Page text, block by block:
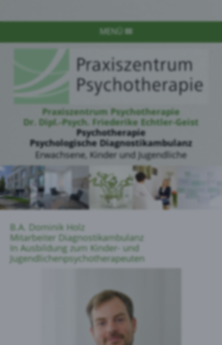
MENÜ
Praxiszentrum Psychotherapie
Dr. Dipl.-Psych. Friederike Echtler-Geist
Psychotherapie
Psychologische Diagnostikambulanz
Erwachsene, Kinder und Jugendliche
B.A. Dominik Holz
Mitarbeiter Diagnostikambulanz
In Ausbildung zum Kinder- und
Jugendlichenpsychotherapeuten